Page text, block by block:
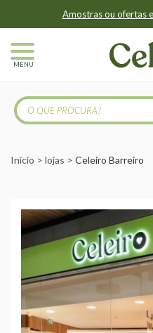
Amostras ou ofertas
MENU
Início lojas Celeiro Barreiro